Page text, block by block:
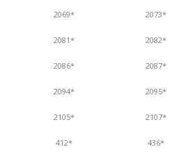
2069* 2073*
2081* 2082*
2086* 2087*
2094* 2095*
2105* 2107*
412* 436*